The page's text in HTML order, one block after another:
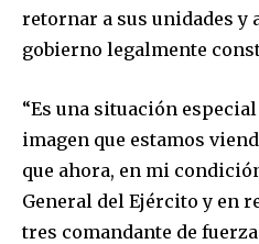
retornar a sus unidades y
gobierno legalmente
“Es una situación
imagen que estamos
que ahora, en mi
General del Ejército y en
tres comandante de